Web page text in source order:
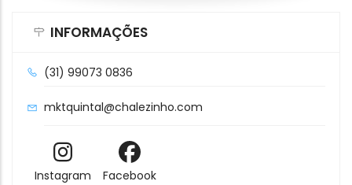
INFORMAÇÕES
(31) 99073 0836
mktquintal@chalezinho.com
Instagram Facebook